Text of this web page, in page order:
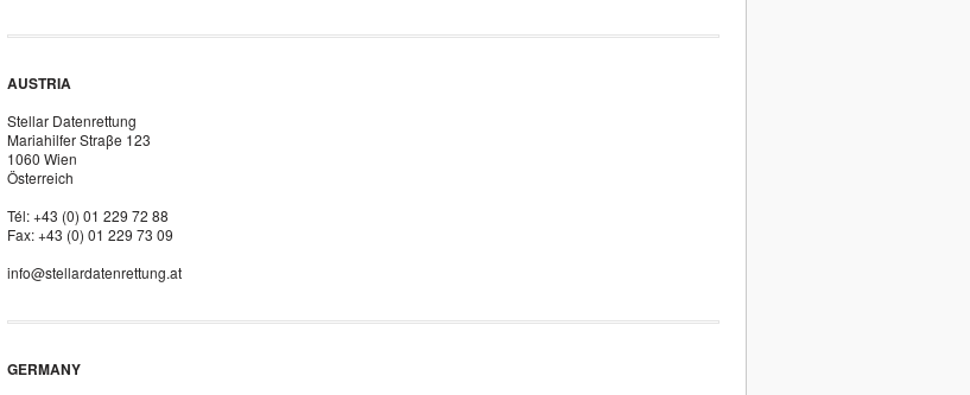
AUSTRIA
Stellar Datenrettung
Mariahilfer Straβe 123
1060 Wien
Österreich
Tél: +43 (0) 01 229 72 88
Fax: +43 (0) 01 229 73 09
info@stellardatenrettung.at
GERMANY